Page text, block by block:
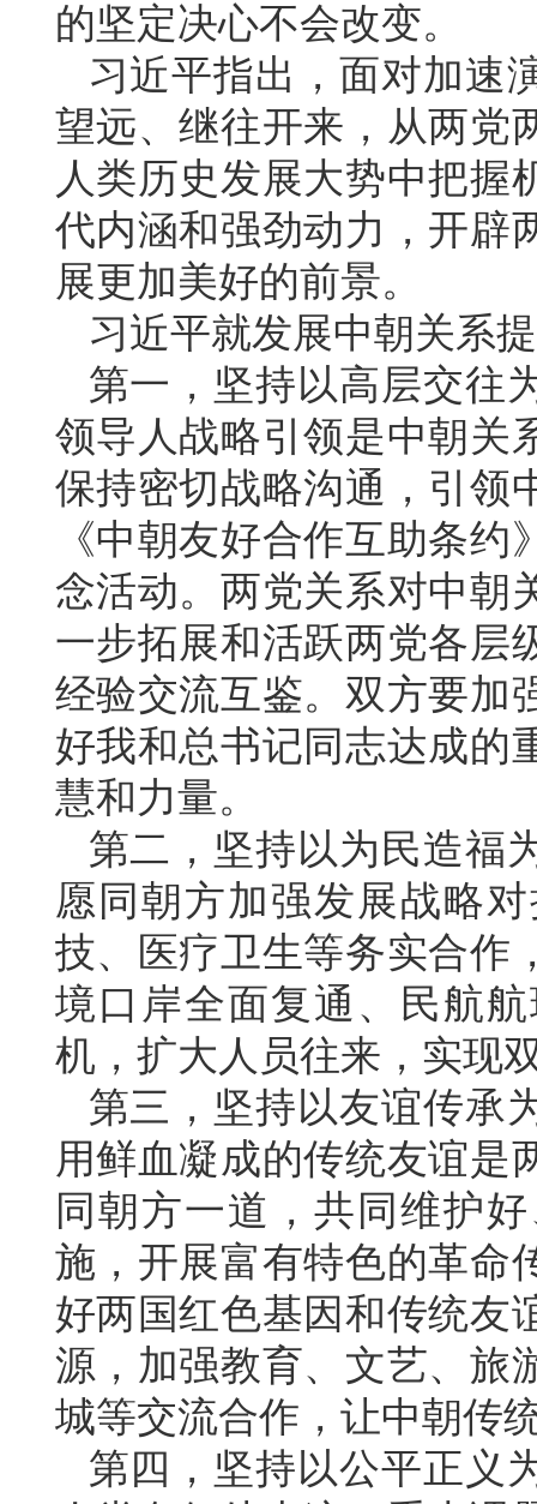
的坚定决心不会改变。
习近平指出，面对加速
望远、继往开来，从两党
人类历史发展大势中把握
代内涵和强劲动力，开辟
展更加美好的前景。
习近平就发展中朝关系
第一，坚持以高层交往
领导人战略引领是中朝关
保持密切战略沟通，引领
《中朝友好合作互助条
念活动。两党关系对中朝
一步拓展和活跃两党各层
经验交流互鉴。双方要加
好我和总书记同志达成的
慧和力量。
第二，坚持以为民造福
愿同朝方加强发展战略
技、医疗卫生等务实合作
境口岸全面复通、民航
机，扩大人员往来，实现
第三，坚持以友谊传承
用鲜血凝成的传统友谊是
同朝方一道，共同维护
施，开展富有特色的革命
好两国红色基因和传统友
源，加强教育、文艺、旅
城等交流合作，让中朝传
第四，坚持以公平正义